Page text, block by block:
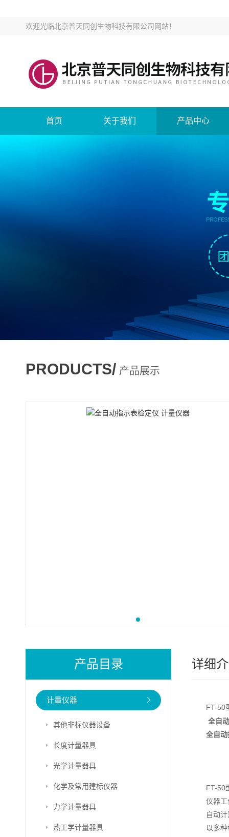
欢迎光临北京普天同创生物科技有限公司网站！
首页 关于我们 产品中心
PRODUCTS/ 产品展示
产品目录
计量仪器
其他非标仪器设备
长度计量器具
光学计量器具
化学及常用建标仪器
力学计量器具
热工学计量器具
详细
FT-50
全自
全自
FT-50
仪器
自动
以多